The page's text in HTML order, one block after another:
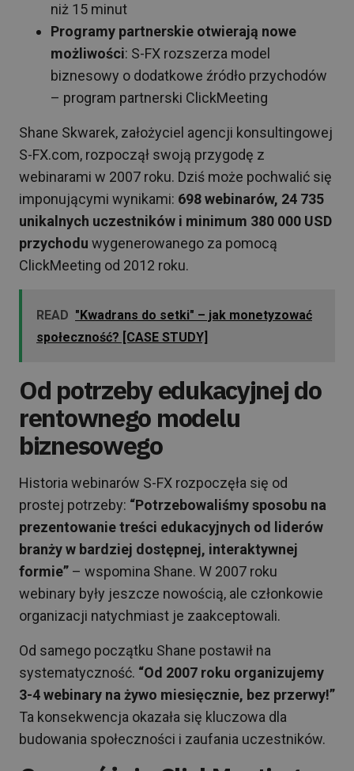
niż 15 minut
Programy partnerskie otwierają nowe
możliwości: S-FX rozszerza model
biznesowy o dodatkowe źródło przychodów
– program partnerski ClickMeeting
Shane Skwarek, założyciel agencji konsultingowej
S-FX.com, rozpoczął swoją przygodę z
webinarami w 2007 roku. Dziś może pochwalić się
imponującymi wynikami: 698 webinarów, 24 735
unikalnych uczestników i minimum 380 000 USD
przychodu wygenerowanego za pomocą
ClickMeeting od 2012 roku.
READ "Kwadrans do setki" – jak monetyzować
społeczność? [CASE STUDY]
Od potrzeby edukacyjnej do
rentownego modelu
biznesowego
Historia webinarów S-FX rozpoczęła się od
prostej potrzeby: “Potrzebowaliśmy sposobu na
prezentowanie treści edukacyjnych od liderów
branży w bardziej dostępnej, interaktywnej
formie” – wspomina Shane. W 2007 roku
webinary były jeszcze nowością, ale członkowie
organizacji natychmiast je zaakceptowali.
Od samego początku Shane postawił na
systematyczność. “Od 2007 roku organizujemy
3-4 webinary na żywo miesięcznie, bez przerwy!”
Ta konsekwencja okazała się kluczowa dla
budowania społeczności i zaufania uczestników.